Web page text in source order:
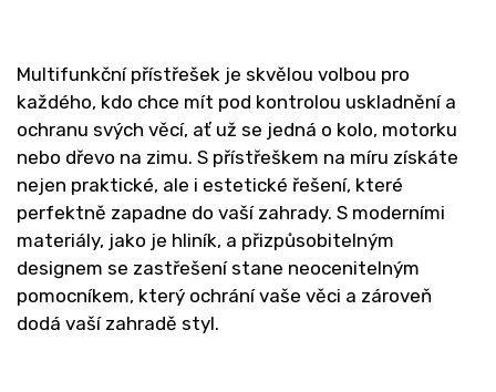
Multifunkční přístřešek je skvělou volbou pro
každého, kdo chce mít pod kontrolou uskladnění a
ochranu svých věcí, ať už se jedná o kolo, motorku
nebo dřevo na zimu. S přístřeškem na míru získáte
nejen praktické, ale i estetické řešení, které
perfektně zapadne do vaší zahrady. S moderními
materiály, jako je hliník, a přizpůsobitelným
designem se zastřešení stane neocenitelným
pomocníkem, který ochrání vaše věci a zároveň
dodá vaší zahradě styl.